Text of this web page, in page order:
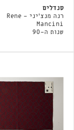
סנדלים
רנה מנצ׳יני - Rene
Mancini
שנות ה-90